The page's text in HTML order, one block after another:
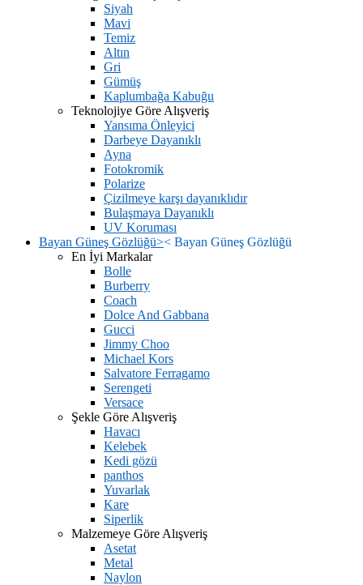
Siyah
Mavi
Temiz
Altın
Gri
Gümüş
Kaplumbağa Kabuğu
Teknolojiye Göre Alışveriş
Yansıma Önleyici
Darbeye Dayanıklı
Ayna
Fotokromik
Polarize
Çizilmeye karşı dayanıklıdır
Bulaşmaya Dayanıklı
UV Koruması
Bayan Güneş Gözlüğü>< Bayan Güneş Gözlüğü
En İyi Markalar
Bolle
Burberry
Coach
Dolce And Gabbana
Gucci
Jimmy Choo
Michael Kors
Salvatore Ferragamo
Serengeti
Versace
Şekle Göre Alışveriş
Havacı
Kelebek
Kedi gözü
panthos
Yuvarlak
Kare
Siperlik
Malzemeye Göre Alışveriş
Asetat
Metal
Naylon